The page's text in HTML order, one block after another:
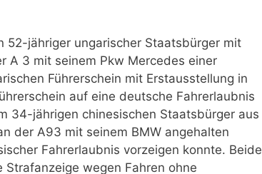
52-jähriger ungarischer Staatsbürger mit
A 3 mit seinem Pkw Mercedes einer
Führerschein mit Erstausstellung in
auf eine deutsche Fahrerlaubnis
34-jährigen chinesischen Staatsbürger aus
der A93 mit seinem BMW angehalten
Fahrerlaubnis vorzeigen konnte. Beide
wegen Fahren ohne